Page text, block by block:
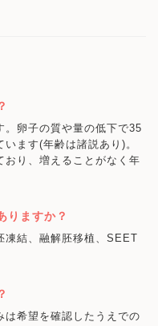
。卵子の質や量の低下で35
ます(年齢は諸説あり)。
おり、増えることがなく年
りますか？
結、融解胚移植、SEET
希望を確認したうえでの